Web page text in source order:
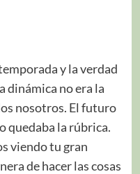
y la verdad
dinámica no era la
nosotros. El futuro
quedaba la rúbrica.
viendo tu gran
de hacer las cosas